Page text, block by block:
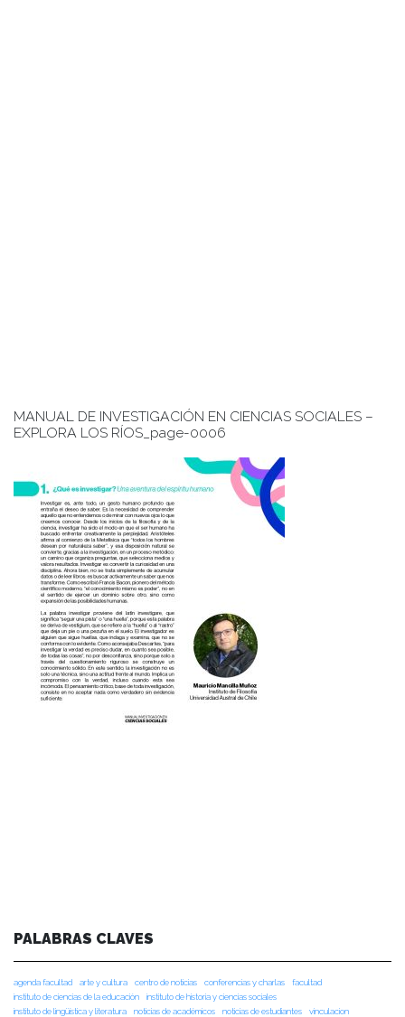
MANUAL DE INVESTIGACIÓN EN CIENCIAS SOCIALES –
EXPLORA LOS RÍOS_page-0006
PALABRAS CLAVES
agenda facultad arte y cultura centro de noticias conferencias y charlas
facultad
instituto de ciencias de la educación
instituto de historia y ciencias sociales
instituto de lingüística y literatura
noticias de académicos noticias de estudiantes vinculacion